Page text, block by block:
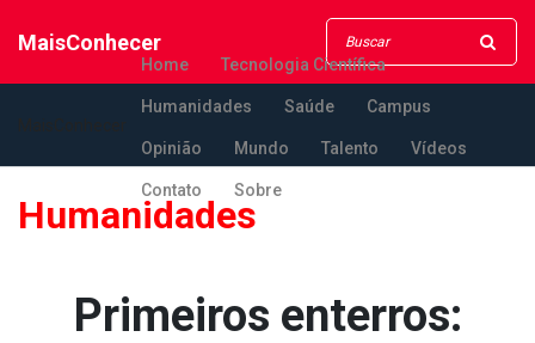
MaisConhecer
Home Tecnologia Científica
Humanidades Saúde Campus
Opinião Mundo Talento Vídeos
Contato Sobre
Humanidades
Primeiros enterros: